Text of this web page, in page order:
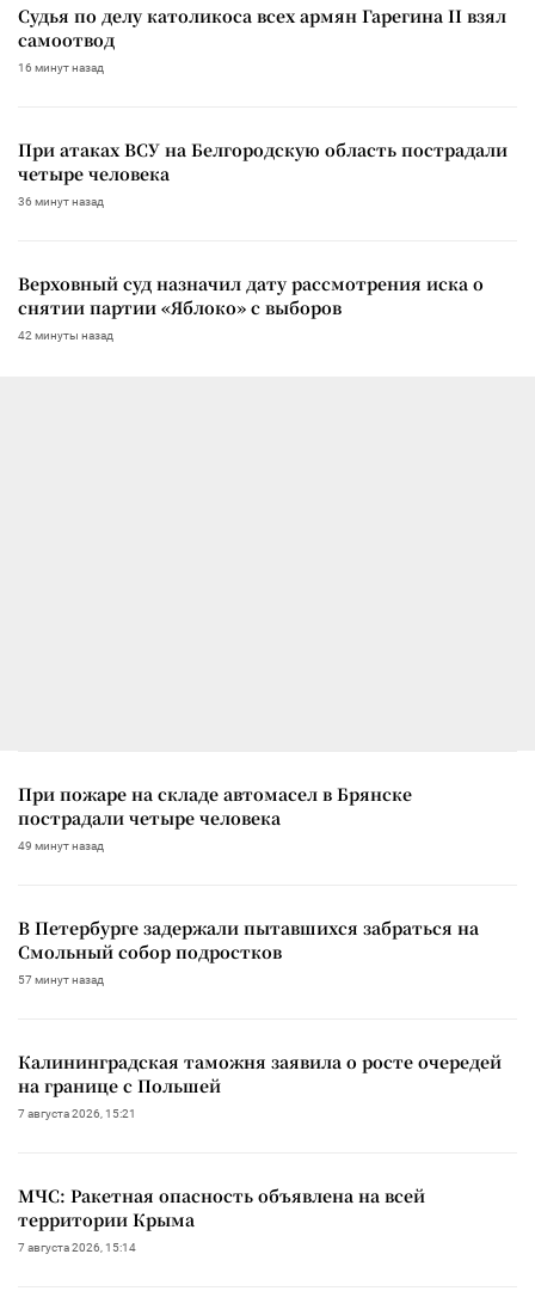
Судья по делу католикоса всех армян Гарегина II взял
самоотвод
16 минут назад
При атаках ВСУ на Белгородскую область пострадали
четыре человека
36 минут назад
Верховный суд назначил дату рассмотрения иска о
снятии партии «Яблоко» с выборов
42 минуты назад
При пожаре на складе автомасел в Брянске
пострадали четыре человека
49 минут назад
В Петербурге задержали пытавшихся забраться на
Смольный собор подростков
57 минут назад
Калининградская таможня заявила о росте очередей
на границе с Польшей
7 августа 2026, 15:21
МЧС: Ракетная опасность объявлена на всей
территории Крыма
7 августа 2026, 15:14